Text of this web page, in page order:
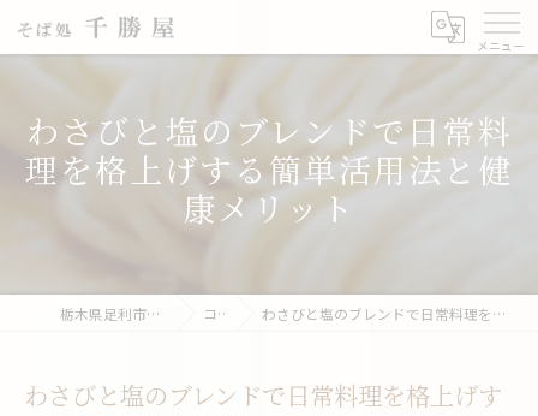
わさびと塩のブレンドで日常料
理を格上げする簡単活用法と健
康メリット
栃木県足利市の蕎麦なら千勝屋 コラム わさびと塩のブレンドで日常料理を格上げする簡単活用法と健康メリット
わさびと塩のブレンドで日常料理を格上げす